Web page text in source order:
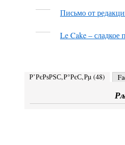
Письмо от
Le Cake – сладкое
Р’РєРѕРЅС‚Р°РєС‚Рµ (48)